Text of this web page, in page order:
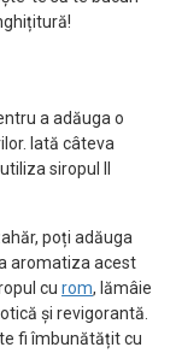
a adăuga o
Iată câteva
siropul Il
poți adăuga
aromatiza acest
cu rom, lămâie
și revigorantă.
fi îmbunătățit cu